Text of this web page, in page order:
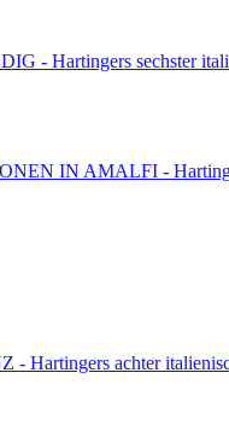
- Hartingers sechster
IN AMALFI -
- Hartingers achter